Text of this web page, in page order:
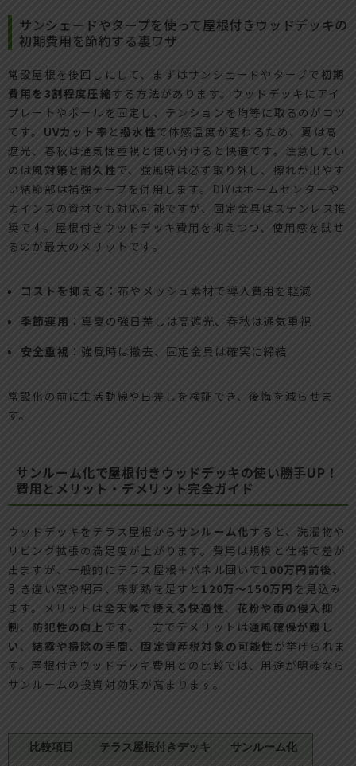
サンシェードやタープを使って屋根付きウッドデッキの
初期費用を節約する裏ワザ
常設屋根を後回しにして、まずはサンシェードやタープで 初期
費用を3割程度圧縮する方法があります。ウッドデッキにアイ
プレートやポールを固定し、テンションを均等に取るのがコツ
です。 UVカット率 と撥水性で体感温度が変わるため、夏は高
遮光、春秋は通気性重視と使い分けると快適です。注意したい
のは風対策と耐久性で、強風時は必ず取り外し、擦れが出やす
い結節部は補強テープを併用します。DIYはホームセンターや
カインズの資材でも対応可能ですが、固定金具はステンレス推
奨です。屋根付きウッドデッキ費用を抑えつつ、使用感を試せ
るのが最大のメリットです。
コストを抑える ：布やメッシュ素材で導入費用を軽減
季節運用 ：真夏の強日差しは高遮光、春秋は通気重視
安全重視 ：強風時は撤去、固定金具は確実に締結
常設化の前に生活動線や日差しを検証でき、後悔を減らせま
す。
サンルーム化で屋根付きウッドデッキの使い勝手UP！
費用とメリット・デメリット完全ガイド
ウッドデッキをテラス屋根から サンルーム化すると、洗濯物や
リビング拡張の満足度が上がります。費用は規模と仕様で差が
出ますが、一般的にテラス屋根＋パネル囲いで 100万円前後、
引き違い窓や網戸、床断熱を足すと 120万〜150万円 を見込み
ます。メリットは 全天候で使える快適性、 花粉や雨の侵入抑
制、 防犯性の向上 です。一方でデメリットは通風確保が難し
い 、結露や掃除の手間、 固定資産税対象の可能性 が挙げられま
す。屋根付きウッドデッキ費用との比較では、用途が明確なら
サンルームの投資対効果が高まります。
比較項目 テラス屋根付きデッキ サンルーム化